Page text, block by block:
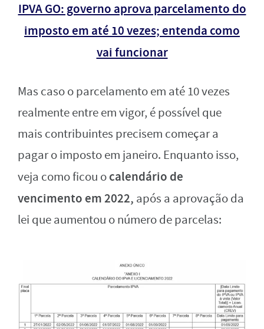
IPVA GO: governo aprova parcelamento do
imposto em até 10 vezes; entenda como
vai funcionar
Mas caso o parcelamento em até 10 vezes
realmente entre em vigor, é possível que
mais contribuintes precisem começar a
pagar o imposto em janeiro. Enquanto isso,
veja como ficou ocalendário de
vencimento em 2022, após a aprovação da
lei que aumentou o número de parcelas: